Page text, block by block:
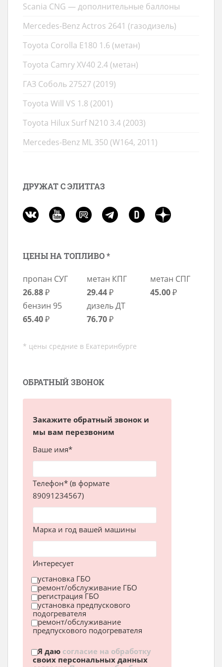
Scania CNG — дополнительные баллоны
Mercedes-Benz Actros 2641 (газодизель)
Toyota Corolla E180 1.6 (метан)
Toyota Camry XV40 2.4 (метан)
ГАЗ Соболь 27527 (2019)
Toyota Will VS 1.8 (2001)
Toyota Hilux Surf N210 3.4 (2003)
Mercedes-Benz ML 350 (W164, 2011)
ДРУЖАТ С ЭЛИТГАЗ
ЦЕНЫ НА ТОПЛИВО *
пропан СУГ
26.88₽
метан КПГ
29.44₽
метан СПГ
45.00₽
бензин 95
65.40₽
дизель ДТ
76.70₽
* цены средние в Екатеринбурге
ОБРАТНЫЙ ЗВОНОК
Закажите обратный звонок и
мы вам перезвоним
Ваше имя*
Телефон* (в формате
89091234567)
Марка и год вашей машины
Интересует
установка ГБО
ремонт/обслуживание ГБО
регистрация ГБО
установка предпускового
подогревателя
ремонт/обслуживание
предпускового подогревателя
Я даю согласие на обработку
своих персональных данных